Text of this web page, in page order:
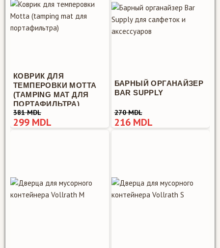
КОВРИК ДЛЯ
ТЕМПЕРОВКИ MOTTA
(TAMPING MAT ДЛЯ
ПОРТАФИЛЬТРА)
381 MDL
299 MDL
БАРНЫЙ ОРГАНАЙЗЕР
BAR SUPPLY
270 MDL
216 MDL